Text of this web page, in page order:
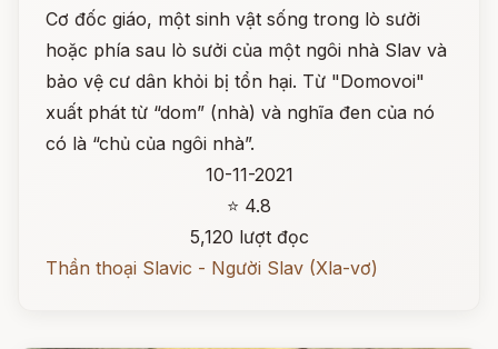
Cơ đốc giáo, một sinh vật sống trong lò sưởi
hoặc phía sau lò sưởi của một ngôi nhà Slav và
bảo vệ cư dân khỏi bị tổn hại. Từ "Domovoi"
xuất phát từ “dom” (nhà) và nghĩa đen của nó
có là “chủ của ngôi nhà”.
10-11-2021
⭐ 4.8
5,120 lượt đọc
Thần thoại Slavic - Người Slav (Xla-vơ)